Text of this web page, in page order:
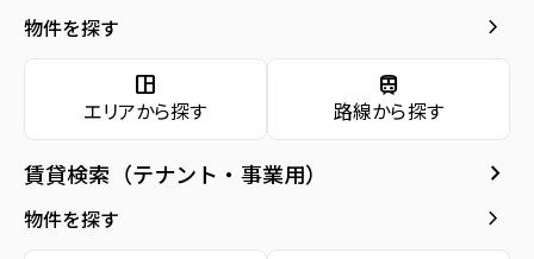
物件を探す keyboard_arrow_right
space_dashboard
エリアから探す
train
路線から探す
賃貸検索（テナント・事業用） keyboard_arrow_right
物件を探す keyboard_arrow_right
建物概要
現在募集中の物件arrow_forward
arrow_forward
地図・周辺環境 arrow_forward
VIP仙台二日町
ト)
アクセス